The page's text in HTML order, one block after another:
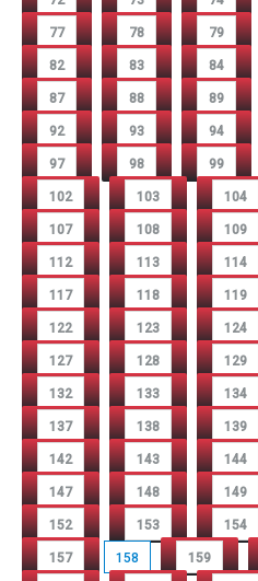
77 78 79
82 83 84
87 88 89
92 93 94
97 98 99
102 103 104
107 108 109
112 113 114
117 118 119
122 123 124
127 128 129
132 133 134
137 138 139
142 143 144
147 148 149
152 153 154
157 158 159